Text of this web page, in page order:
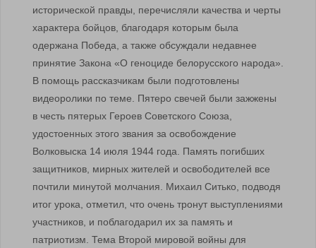
исторической правды, перечисляли качества и черты
характера бойцов, благодаря которым была
одержана Победа, а также обсуждали недавнее
принятие Закона «О геноциде белорусского народа».
В помощь рассказчикам были подготовлены
видеоролики по теме. Пятеро свечей были зажжены
в честь пятерых Героев Советского Союза,
удостоенных этого звания за освобождение
Волковыска 14 июля 1944 года. Память погибших
защитников, мирных жителей и освободителей все
почтили минутой молчания. Михаил Ситько, подводя
итог урока, отметил, что очень тронут выступлениями
участников, и поблагодарил их за память и
патриотизм. Тема Второй мировой войны для